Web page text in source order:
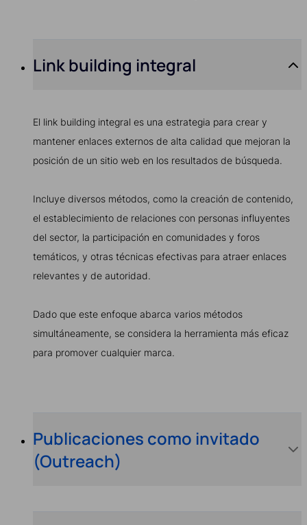
Link building integral
El link building integral es una estrategia para crear y
mantener enlaces externos de alta calidad que mejoran la
posición de un sitio web en los resultados de búsqueda.
Incluye diversos métodos, como la creación de contenido,
el establecimiento de relaciones con personas influyentes
del sector, la participación en comunidades y foros
temáticos, y otras técnicas efectivas para atraer enlaces
relevantes y de autoridad.
Dado que este enfoque abarca varios métodos
simultáneamente, se considera la herramienta más eficaz
para promover cualquier marca.
Publicaciones como invitado
(Outreach)